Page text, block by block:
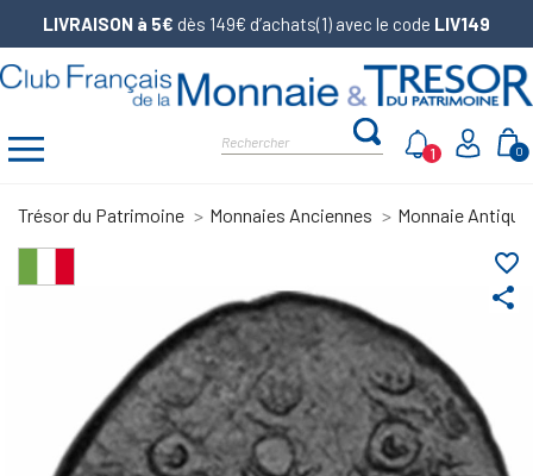
LIVRAISON à 5€ dès 149€ d’achats(1) avec le code LIV149
0
1
Trésor du Patrimoine Monnaies Anciennes Monnaie
share
favorite_border